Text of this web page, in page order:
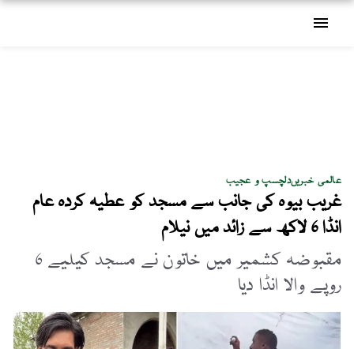
menu
عالمی خبریںدلچسپ و عجیب
غریب بیوہ کی جانب سے مسجد کو عطیہ کردہ عام
انڈا 6 لاکھ سے زائد میں نیلام
مقبوضہ کشمیر میں خاتون نے مسجد کیلیے 6
روپے والا انڈا دیا